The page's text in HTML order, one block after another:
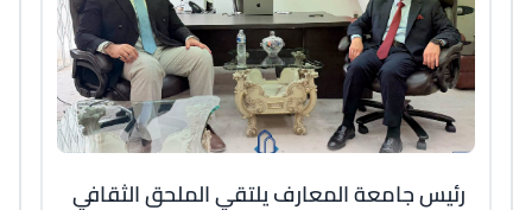
رئيس جامعة المعارف يلتقي الملحق الثقافي